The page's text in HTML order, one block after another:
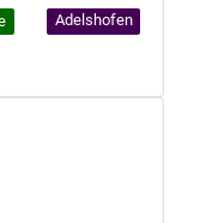
Adelshofen